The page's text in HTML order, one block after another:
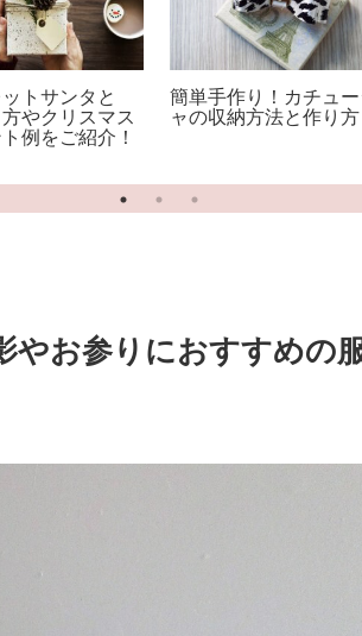
トサンタと
やクリスマス
例をご紹介！
簡単手作り！カチュー
ャの収納方法と作り方
やお参りにおすすめの